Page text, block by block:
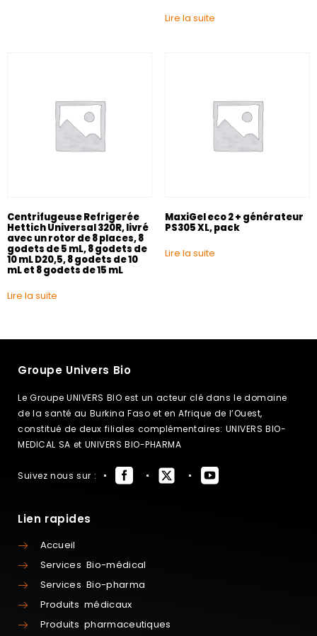
Lire la suite
Centrifugeuse Refrigerée
Hettich Universal 320R, livré
avec un rotor de 8 places, 8
godets de 5 mL, 8 godets de
10 mL D20,5, 8 godets de 10
mL et 8 godets de 15 mL
Lire la suite
MaxiGel eco 2 + générateur
PS305 XL, pack
Lire la suite
Groupe Univers Bio
Le Groupe UNIVERS BIO est un acteur clé dans le domaine
de la santé au Burkina Faso et en Afrique de l’Ouest,
constitué de deux filiales complémentaires: UNIVERS BIO-
MEDICAL SA et UNIVERS BIO-PHARMA
Suivez nous sur :
Lien rapides
Accueil
Services Bio-médical
Services Bio-pharma
Produits médicaux
Produits pharmaceutiques